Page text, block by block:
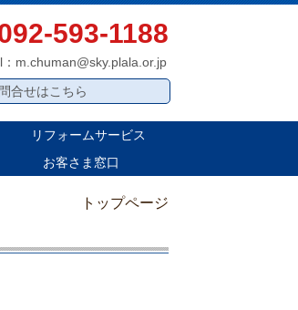
593-1188
m.chuman@sky.plala.or.jp
合せはこちら
リフォームサービス
お客さま窓口
トップページ